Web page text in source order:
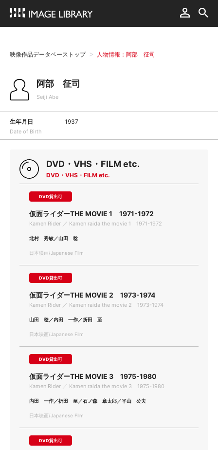
映像作品データベーストップ 人物情報：阿部 征司
阿部 征司
Seiji Abe
生年月日
Date of Birth
1937
DVD・VHS・FILM etc.
DVD・VHS・FILM etc.
DVD貸出可
仮面ライダーTHE MOVIE 1 1971-1972
Kamen Rider ／ Kamen raida the movie 1 1971-1972
北村 秀敏／山田 稔
日本映画/Japanese Film
DVD貸出可
仮面ライダーTHE MOVIE 2 1973-1974
Kamen Rider ／ Kamen raida the movie 2 1973-1974
山田 稔／内田 一作／折田 至
日本映画/Japanese Film
DVD貸出可
仮面ライダーTHE MOVIE 3 1975-1980
Kamen Rider ／ Kamen raida the movie 3 1975-1980
内田 一作／折田 至／石ノ森 章太郎／平山 公夫
日本映画/Japanese Film
DVD貸出可